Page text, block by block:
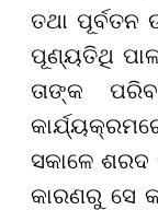
ତଥା
ପୂଣ୍ୟତିଥି
ତାଙ୍କ
ସକାଳେ
କାରଣରୁ ସେ